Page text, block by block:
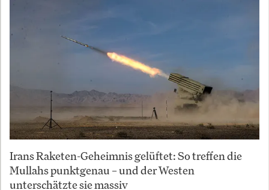
Irans Raketen-Geheimnis gelüftet: So treffen die
Mullahs punktgenau – und der Westen
unterschätzte sie massiv